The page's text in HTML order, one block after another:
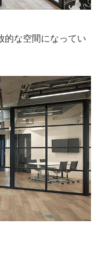
的な空間になってい